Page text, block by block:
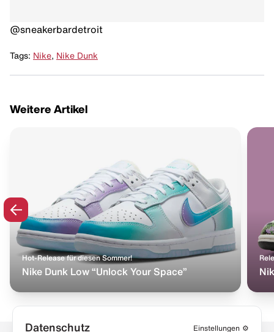
@sneakerbardetroit
Tags: Nike Nike Dunk
Weitere Artikel
Hot-Release für diesen Sommer!
Nike Dunk Low “Unlock Your Space”
Datenschutz Einstellungen ⚙️